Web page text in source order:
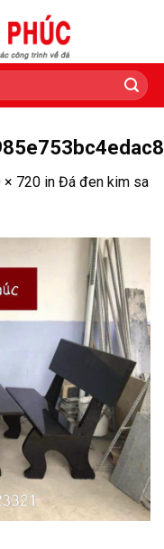
× 720 in Đá đen kim sa